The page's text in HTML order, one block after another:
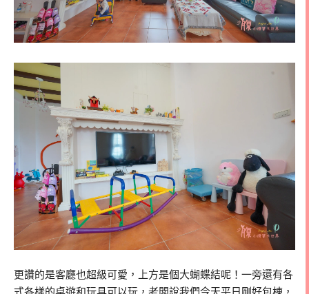
更讚的是客廳也超級可愛，上方是個大蝴蝶結呢！一旁還有各